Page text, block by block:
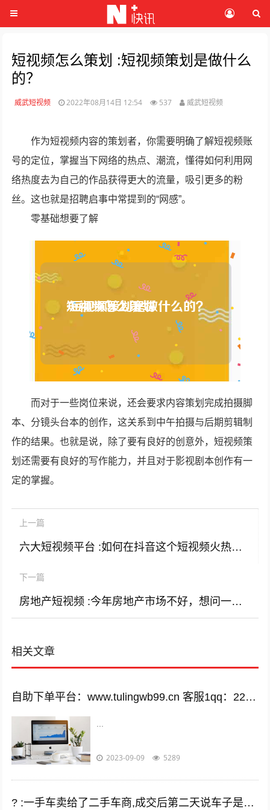
短视频怎么策划 :短视频策划是做什么
的？
威武短视频 2022年08月14日 12:54 537 威武短视频
作为短视频内容的策划者，你需要明确了解短视频账
号的定位，掌握当下网络的热点、潮流，懂得如何利用网
络热度去为自己的作品获得更大的流量，吸引更多的粉
丝。这也就是招聘启事中常提到的“网感”。
零基础想要了解
而对于一些岗位来说，还会要求内容策划完成拍摄脚
本、分镜头台本的创作，这关系到中午拍摄与后期剪辑制
作的结果。也就是说，除了要有良好的创意外，短视频策
划还需要有良好的写作能力，并且对于影视剧本创作有一
定的掌握。
上一篇
六大短视频平台 :如何在抖音这个短视频火热的平台上赚钱呢？
下一篇
房地产短视频 :今年房地产市场不好，想问一下失业的地产人都在忙什么？
相关文章
自助下单平台：www.tulingwb99.cn 客服1qq：2221028208 客服2qq：2221028208
2023-09-09 5289
? :一手车卖给了二手车商,成交后第二天说车子是事故车，说隐瞒事实？